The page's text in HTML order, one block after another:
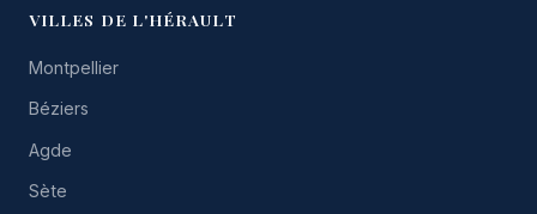
VILLES DE L'HÉRAULT
Montpellier
Béziers
Agde
Sète